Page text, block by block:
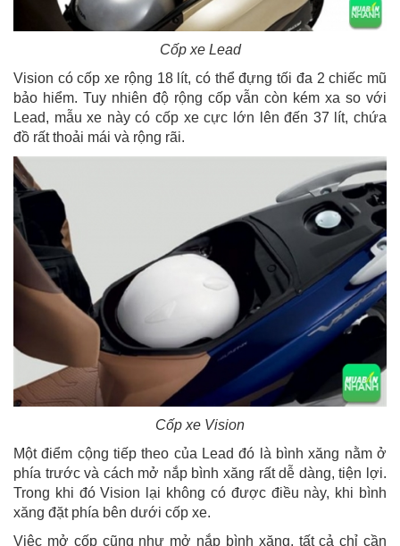
Cốp xe Lead
Vision có cốp xe rộng 18 lít, có thể đựng tối đa 2 chiếc mũ
bảo hiểm. Tuy nhiên độ rộng cốp vẫn còn kém xa so với
Lead, mẫu xe này có cốp xe cực lớn lên đến 37 lít, chứa
đồ rất thoải mái và rộng rãi.
Cốp xe Vision
Một điểm cộng tiếp theo của Lead đó là bình xăng nằm ở
phía trước và cách mở nắp bình xăng rất dễ dàng, tiện lợi.
Trong khi đó Vision lại không có được điều này, khi bình
xăng đặt phía bên dưới cốp xe.
Việc mở cốp cũng như mở nắp bình xăng, tất cả chỉ cần